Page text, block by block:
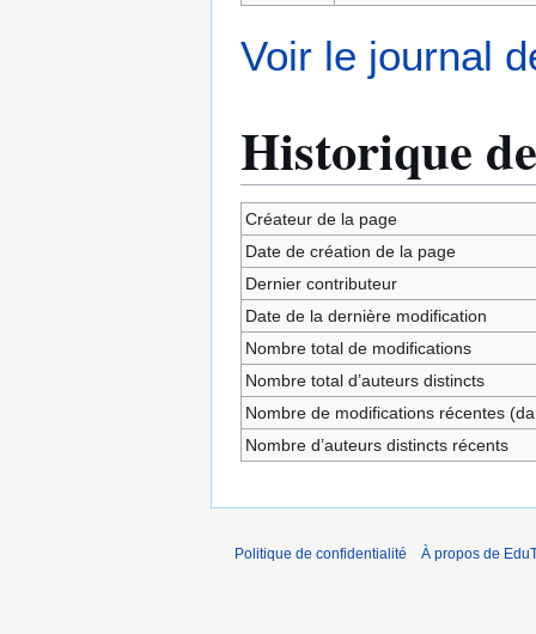
Voir le journal
Historique
Créateur de la page
Date de création de la page
Dernier contributeur
Date de la dernière modification
Nombre total de modifications
Nombre total d’auteurs distincts
Nombre de modifications récentes
Nombre d’auteurs distincts récents
Politique de confidentialité À propos de